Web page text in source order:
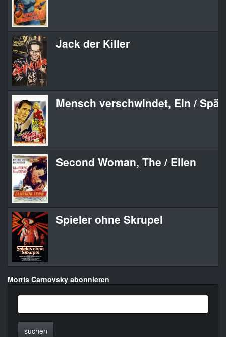
Jack der Killer
Mensch verschwindet, Ein /
Second Woman, The / Ellen
Spieler ohne Skrupel
Morris Carnovsky abonnieren
suchen